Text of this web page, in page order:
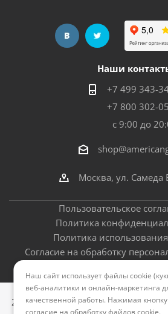
Наши
+7 499 343-
+7 800 302-
с 9:00 до
Москва, ул. Самеда
Пользовательское
Политика
Политика
Согласие на обработку
2012–2026 © Американские
Наш сайт использует файлы cookie
веб-аналитики и онлайн-маркетинга
качественной работы. Нажимая
согласие на обработку файлов cookie.